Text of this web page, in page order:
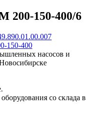
200-150-400/6
150-400